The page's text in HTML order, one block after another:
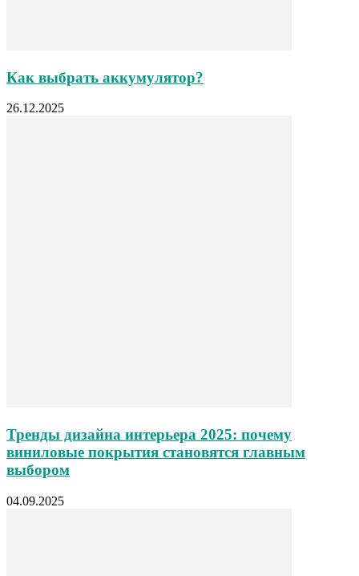
Как выбрать аккумулятор?
26.12.2025
Тренды дизайна интерьера 2025: почему
виниловые покрытия становятся главным
выбором
04.09.2025